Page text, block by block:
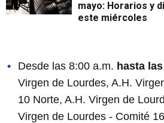
mayo: Horarios y
este miércoles
Desde las 8:00 a.m. hasta
Virgen de Lourdes, A.H.
10 Norte, A.H. Virgen de
Virgen de Lourdes - Comité